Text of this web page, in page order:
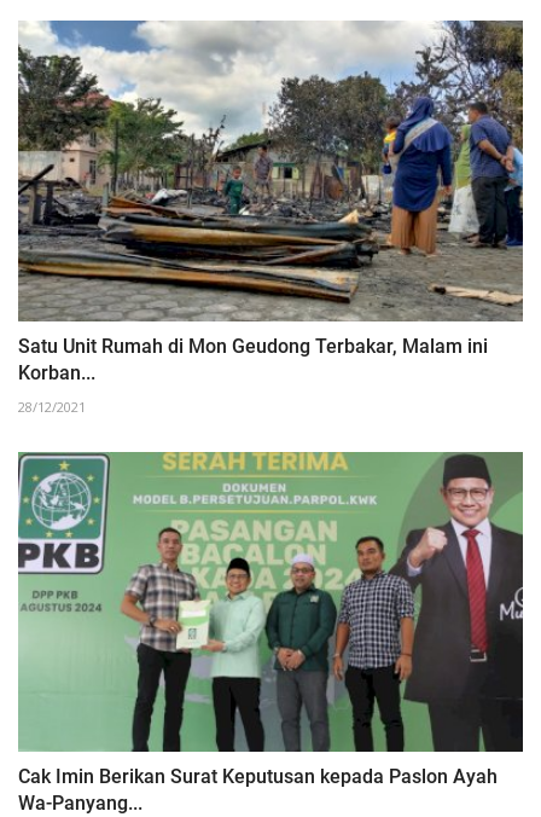
Satu Unit Rumah di Mon Geudong Terbakar, Malam ini
Korban...
28/12/2021
Cak Imin Berikan Surat Keputusan kepada Paslon Ayah
Wa-Panyang...